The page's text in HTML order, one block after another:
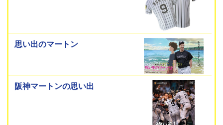
思い出のマートン
阪神マートンの思い出